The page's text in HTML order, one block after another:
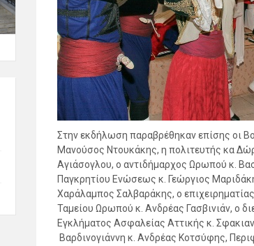
Στην εκδήλωση παραβρέθηκαν επίσης οι
Μανούσος Ντουκάκης, η πολιτευτής κα
Αγιάσογλου, ο αντιδήμαρχος Ωρωπού κ.
Παγκρητίου Ενώσεως κ. Γεώργιος
Χαράλαμπος Σαλβαράκης, ο
Ταμείου Ωρωπού κ. Ανδρέας Γασβινιάν, ο
Εγκλήματος Ασφαλείας Αττικής κ.
Βαρδινογιάννη κ. Ανδρέας Κοτσύφης,